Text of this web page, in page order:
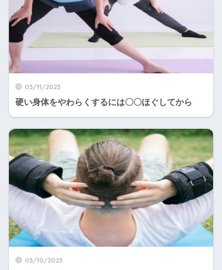
03/11/2023
硬い身体をやわらくするには〇〇ほぐしてから
03/10/2023